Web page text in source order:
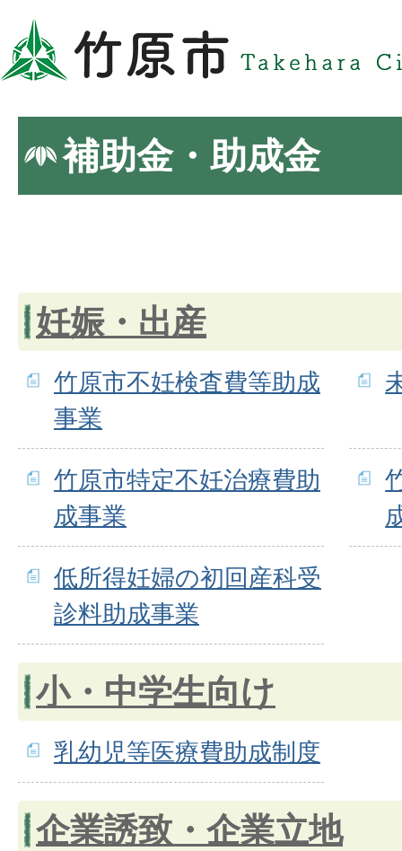
補助金・助成金
妊娠・出産
竹原市不妊検査費等助成
事業
竹原市特定不妊治療費助
成事業
低所得妊婦の初回産科受
診料助成事業
小・中学生向け
乳幼児等医療費助成制度
企業誘致・企業立地